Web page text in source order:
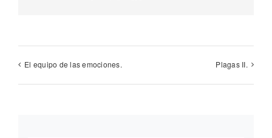
El equipo de las emociones. Plagas II.